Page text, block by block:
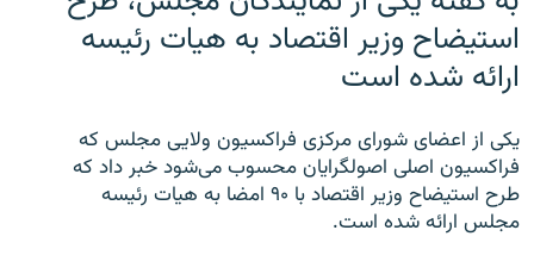
استیضاح وزیر اقتصاد به هیات رئیسه
ارائه شده است
یکی از اعضای شورای مرکزی فراکسیون ولایی مجلس که
فراکسیون اصلی اصولگرایان محسوب می‌شود خبر داد که
طرح استیضاح وزیر اقتصاد با ۹۰ امضا به هیات رئیسه
مجلس ارائه شده است.